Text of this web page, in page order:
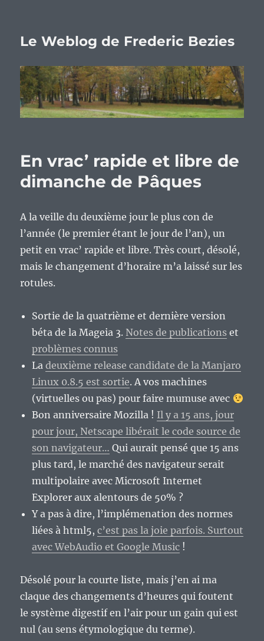
Le Weblog de Frederic Bezies
En vrac’ rapide et libre de
dimanche de Pâques
A la veille du deuxième jour le plus con de
l’année (le premier étant le jour de l’an), un
petit en vrac’ rapide et libre. Très court, désolé,
mais le changement d’horaire m’a laissé sur les
rotules.
Sortie de la quatrième et dernière version
béta de la Mageia 3. Notes de publications et
problèmes connus
Ladeuxième release candidate de la Manjaro
Linux 0.8.5 est sortie. A vos machines
(virtuelles ou pas) pour faire mumuse avec
Bon anniversaire Mozilla ! Il y a 15 ans, jour
pour jour, Netscape libérait le code source de
son navigateur… Qui aurait pensé que 15 ans
plus tard, le marché des navigateur serait
multipolaire avec Microsoft Internet
Explorer aux alentours de 50% ?
Y a pas à dire, l’implémenation des normes
liées à html5,c’est pas la joie parfois. Surtout
avec WebAudio et Google Music !
Désolé pour la courte liste, mais j’en ai ma
claque des changements d’heures qui foutent
le système digestif en l’air pour un gain qui est
nul (au sens étymologique du terme).